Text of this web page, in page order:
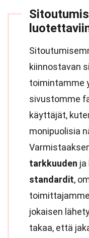
kiinnostavan
toimintamme
sivustomme
käyttäjät,
monipuolisia
tarkkuuden ja
standardit,
jokaisen
takaa, että